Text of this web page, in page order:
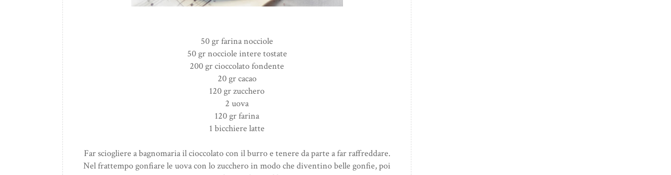
50 gr farina nocciole
50 gr nocciole intere tostate
200 gr cioccolato fondente
20 gr cacao
120 gr zucchero
2 uova
120 gr farina
1 bicchiere latte
Far sciogliere a bagnomaria il cioccolato con il burro e tenere da parte a far raffreddare.
Nel frattempo gonfiare le uova con lo zucchero in modo che diventino belle gonfie, poi